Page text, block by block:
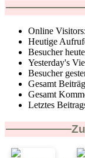
Online Visitors:
Heutige
Besucher
Yesterday's
Besucher
Gesamt
Gesamt
Letztes